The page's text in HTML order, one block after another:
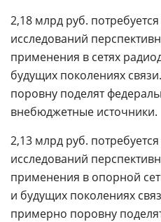
2,18 млрд руб.
исследований
применения в сетях
будущих поколениях
поровну поделят
внебюджетные источники.
2,13 млрд руб.
исследований
применения в опорной
и будущих поколениях
примерно поровну